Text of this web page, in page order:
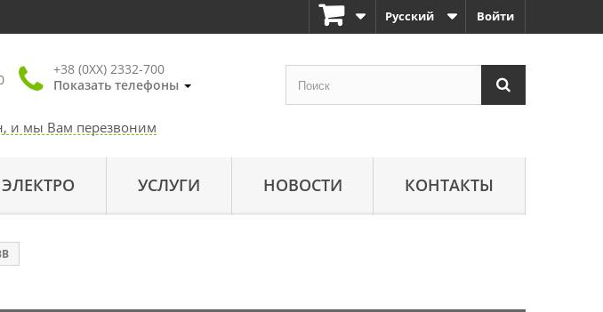
Войти
Русский
+38 (0XX) 2332-700
Показать телефоны
и мы Вам перезвоним
ЭЛЕКТРО УСЛУГИ НОВОСТИ КОНТАКТЫ